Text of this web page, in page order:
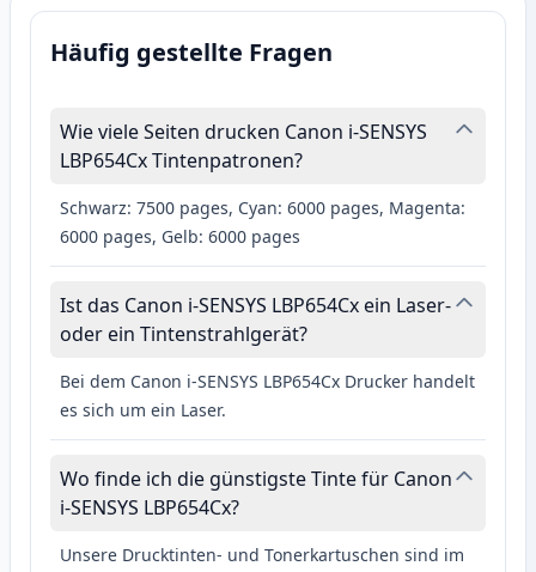
Häufig gestellte Fragen
Wie viele Seiten drucken Canon i-SENSYS
LBP654Cx Tintenpatronen?
Schwarz: 7500 pages, Cyan: 6000 pages, Magenta:
6000 pages, Gelb: 6000 pages
Ist das Canon i-SENSYS LBP654Cx ein Laser-
oder ein Tintenstrahlgerät?
Bei dem Canon i-SENSYS LBP654Cx Drucker handelt
es sich um ein Laser.
Wo finde ich die günstigste Tinte für Canon
i-SENSYS LBP654Cx?
Unsere Drucktinten- und Tonerkartuschen sind im